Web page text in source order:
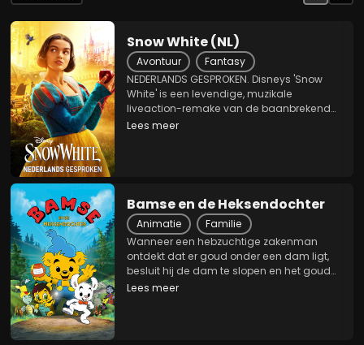
Snow White (NL)
Avontuur
Fantasy
NEDERLANDS GESPROKEN. Disneys 'Snow
White' is een levendige, muzikale
liveaction-remake van de baanbrekende,
geanimeerde, middagvullende klassieker
Lees meer
Bamse en de Heksendochter
Animatie
Familie
Wanneer een hebzuchtige zakenman
ontdekt dat er goud onder een dam ligt,
besluit hij de dam te slopen en het goud
voor zichzelf op te eisen, en bedriegt hij de
Lees meer